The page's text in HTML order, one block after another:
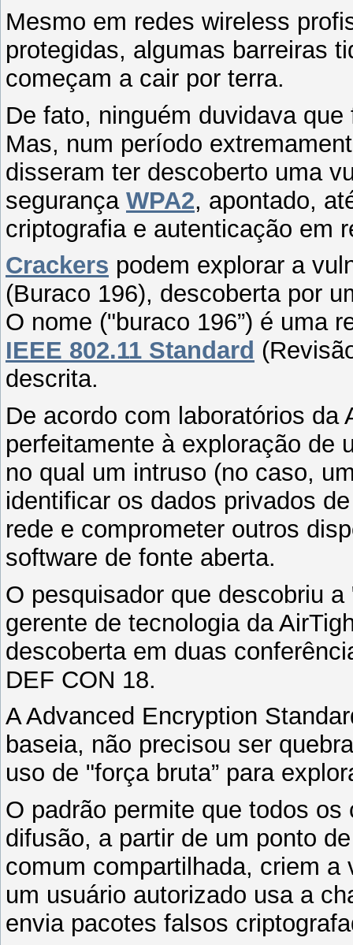
Mesmo em redes wireless
protegidas, algumas barreiras
começam a cair por terra.
De fato, ninguém duvidava
Mas, num período
disseram ter descoberto uma
segurança WPA2, apontado,
criptografia e autenticação em
Crackers podem explorar a
(Buraco 196), descoberta por
O nome ("buraco 196”) é uma
IEEE 802.11 Standard
descrita.
De acordo com laboratórios da
perfeitamente à exploração de
no qual um intruso (no caso,
identificar os dados privados
rede e comprometer outros
software de fonte aberta.
O pesquisador que descobriu
gerente de tecnologia da
descoberta em duas
DEF CON 18.
A Advanced Encryption
baseia, não precisou ser
uso de "força bruta” para
O padrão permite que todos
difusão, a partir de um ponto
comum compartilhada, criem
um usuário autorizado usa a
envia pacotes falsos